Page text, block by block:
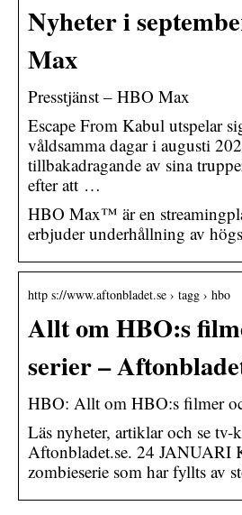
Nyheter i
Max
Presstjänst – HBO Max
Escape From Kabul utspelar
våldsamma dagar i augusti
tillbakadragande av sina
efter att …
HBO Max™ är en
erbjuder underhållning av
http s://www.aftonbladet.se › tagg › hbo
Allt om HBO:s
serier –
HBO: Allt om HBO:s filmer
Läs nyheter, artiklar och se
Aftonbladet.se. 24 JANUARI
zombieserie som har fyllts av